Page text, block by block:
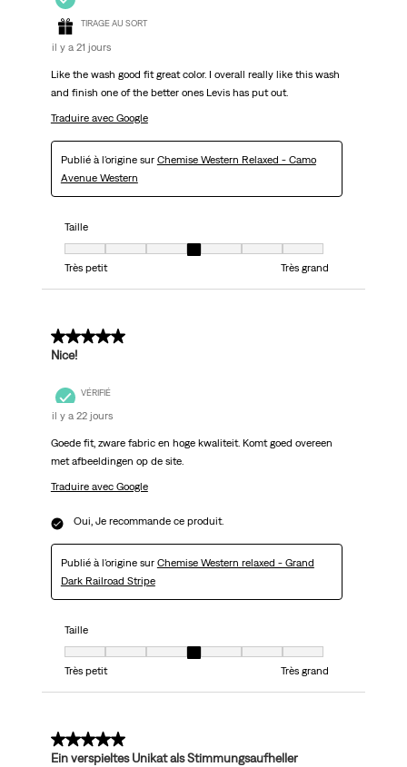
TIRAGE AU SORT
il y a 21 jours
Like the wash good fit great color. I overall really like this wash
and finish one of the better ones Levis has put out.
Traduire avec Google
Publié à l'origine sur Chemise Western Relaxed - Camo
Avenue Western
Taille
Taille, 4 sur 7, où 1 est égal à Très petit et 7 est égal à Très grand
Très petit
Très grand
5 sur 5 étoiles.
Nice!
VÉRIFIÉ
il y a 22 jours
Goede fit, zware fabric en hoge kwaliteit. Komt goed overeen
met afbeeldingen op de site.
Traduire avec Google
Oui, Je recommande ce produit.
Publié à l'origine sur Chemise Western relaxed - Grand
Dark Railroad Stripe
Taille
Taille, 4 sur 7, où 1 est égal à Très petit et 7 est égal à Très grand
Très petit
Très grand
5 sur 5 étoiles.
Ein verspieltes Unikat als Stimmungsaufheller